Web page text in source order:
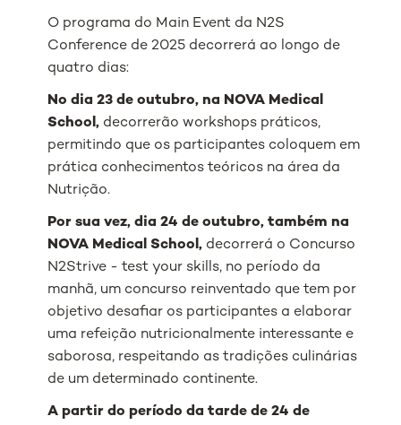
O programa do Main Event da N2S
Conference de 2025 decorrerá ao longo de
quatro dias:
No dia 23 de outubro, na NOVA Medical
School, decorrerãoworkshops práticos,
permitindo que os participantes coloquem em
prática conhecimentos teóricos na área da
Nutrição.
Por sua vez, dia 24 de outubro, também na
NOVA Medical School, decorrerá o Concurso
N2Strive -test your skills, no período da
manhã, um concurso reinventado que tem por
objetivo desafiar os participantes a elaborar
uma refeição nutricionalmente interessante e
saborosa, respeitando as tradições culinárias
de um determinado continente.
A partir do período da tarde de 24 de